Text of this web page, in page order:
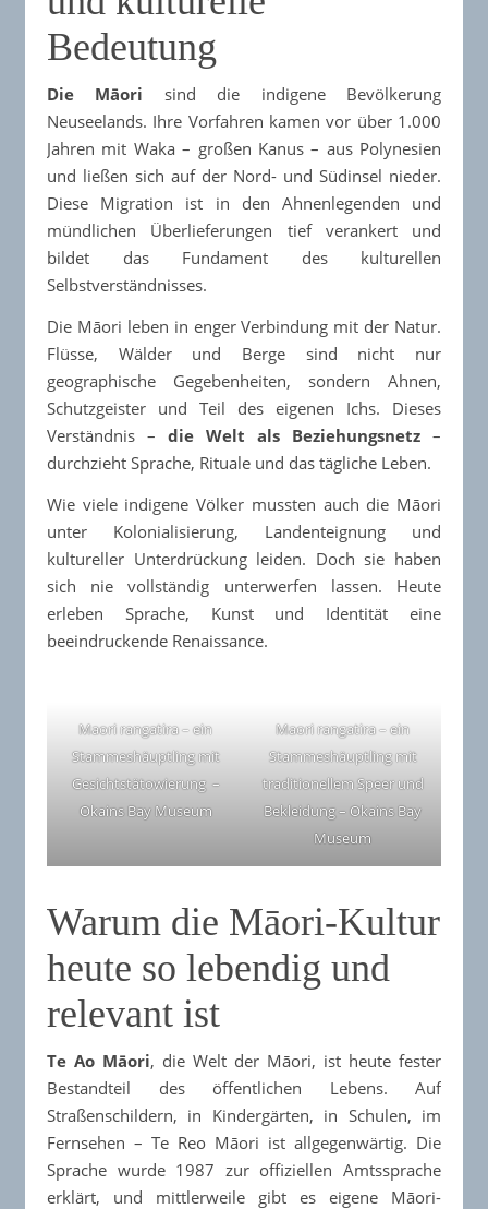
Bedeutung
Die Māori sind die indigene Bevölkerung
Neuseelands. Ihre Vorfahren kamen vor über 1.000
Jahren mit Waka – großen Kanus – aus Polynesien
und ließen sich auf der Nord- und Südinsel nieder.
Diese Migration ist in den Ahnenlegenden und
mündlichen Überlieferungen tief verankert und
bildet das Fundament des kulturellen
Selbstverständnisses.
Die Māori leben in enger Verbindung mit der Natur.
Flüsse, Wälder und Berge sind nicht nur
geographische Gegebenheiten, sondern Ahnen,
Schutzgeister und Teil des eigenen Ichs. Dieses
Verständnis – die Welt als Beziehungsnetz –
durchzieht Sprache, Rituale und das tägliche Leben.
Wie viele indigene Völker mussten auch die Māori
unter Kolonialisierung, Landenteignung und
kultureller Unterdrückung leiden. Doch sie haben
sich nie vollständig unterwerfen lassen. Heute
erleben Sprache, Kunst und Identität eine
beeindruckende Renaissance.
Maori rangatira – ein
Stammeshäuptling mit
Gesichtstätowierung –
Okains Bay Museum
Maori rangatira – ein
Stammeshäuptling mit
traditionellem Speer und
Bekleidung – Okains Bay
Museum
Warum die Māori-Kultur
heute so lebendig und
relevant ist
Te Ao Māori, die Welt der Māori, ist heute fester
Bestandteil des öffentlichen Lebens. Auf
Straßenschildern, in Kindergärten, in Schulen, im
Fernsehen – Te Reo Māori ist allgegenwärtig. Die
Sprache wurde 1987 zur offiziellen Amtssprache
erklärt, und mittlerweile gibt es eigene Māori-